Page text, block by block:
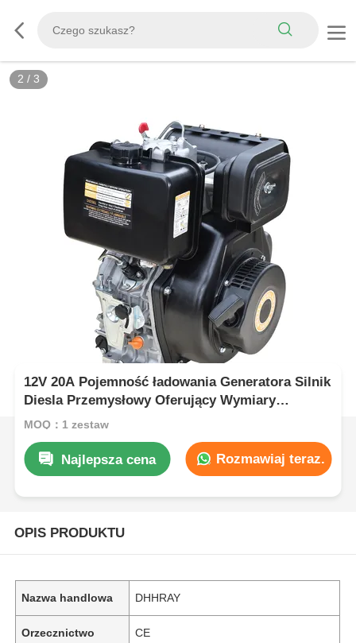
2 / 3
12V 20A Pojemność ładowania Generatora Silnik
Diesla Przemysłowy Oferujący Wymiary
Całkowite 616×486×528 dla Zasilania
MOQ：1 zestaw
Najlepsza cena Rozmawiaj teraz.
OPIS PRODUKTU
Nazwa handlowa DHHRAY
Orzecznictwo CE